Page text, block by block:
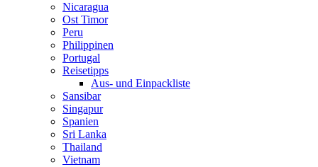
Nicaragua
Ost Timor
Peru
Philippinen
Portugal
Reisetipps
Aus- und Einpackliste
Sansibar
Singapur
Spanien
Sri Lanka
Thailand
Vietnam